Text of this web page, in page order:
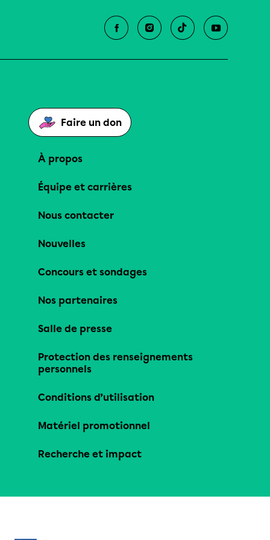
Faire un don
À propos
Équipe et carrières
Nous contacter
Nouvelles
Concours et sondages
Nos partenaires
Salle de presse
Protection des renseignements
personnels
Conditions d’utilisation
Matériel promotionnel
Recherche et impact